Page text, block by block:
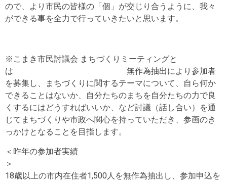
ので、より市民の皆様の「個」が交じり合うように、我々
ができる事を全力で行っていきたいと思います。
※こまき市民討議会 まちづくりミーティングと
は 無作為抽出により参加者
を募集し、まちづくりに関するテーマについて、自ら何か
できることはないか、自分たちのまちを自分たちの力で良
くするにはどうすればいいか、など討議（話し合い）を通
じてまちづくりや市政へ関心を持っていただき、参画のき
っかけとなることを目指します。
＜昨年の参加者実績
18歳以上の市内在住者1,500人を無作為抽出し、参加申込を